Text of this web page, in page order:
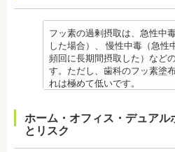
日本大学歯学部口腔外科第２
歯学博士（口腔外科学）
日本大学歯学部非常勤講師
社会福祉法人富士白苑理事
療後も歯科医師の指示を守っ
・矯正終了後に矯正箇所が元
す。
監修医情報 医療法人社団日
先生
【プロフィール】 日本大学歯
歯学博士（口腔外科学）
日本大学歯学部非常勤講師
・患者様が、取り外しできる
装着時間を守っていなかった
きなかった場合は、治療期間
す。
・特殊な噛み合わせ、骨の硬
は、治療期間が長くなる場合
・舌で歯を押す癖や、歯並び
・矯正治療で歯を動かして歯
療」を終えて歯並びが改善さ
同時に確認します。
監修医情報 菊地由利佳先生
【プロフィール】
日本歯科大学新潟生命歯学部
新潟大学医歯学総合病院にて研
都内歯科医院にて勤務
口臭は、体調や病気と関わり
臭で悩んでいる場合はその関
必要です。また、よく食べる
不足、喫煙や飲酒などが影響
原因がわかれば口臭軽減に向
す。
監修医情報 菊地由利佳先生
新潟大学医歯学総合病院にて
都内歯科医院にて勤務
フッ素の過剰摂取は、急性中
した場合）、 慢性中毒（急性
頻回に長期間摂取した）など
す。ただし、歯科のフッ素塗
れは極めて低いです。
（過剰摂取）推定中毒量は、
週5回法のフッ化物洗口液（
溶液）を40人分一度に飲んだ
ホーム・オフィス・デュアル
とリスク